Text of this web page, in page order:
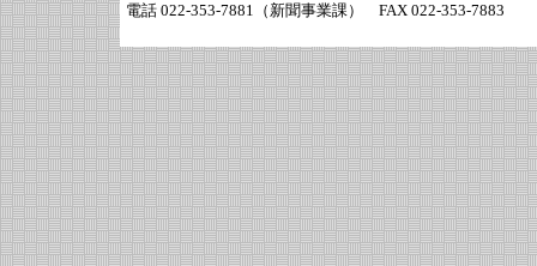
電話 022-353-7881（新聞事業課） FAX 022-353-7883